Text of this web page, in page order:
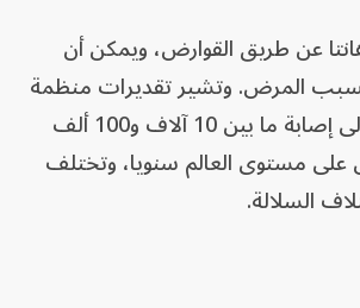
عن طريق القوارض، ويمكن أن
المرض. وتشير تقديرات منظمة
الصحة العالمية إلى إصابة ما بين 10 آلاف و100 ألف
مستوى العالم سنويا، وتختلف
السلالة.